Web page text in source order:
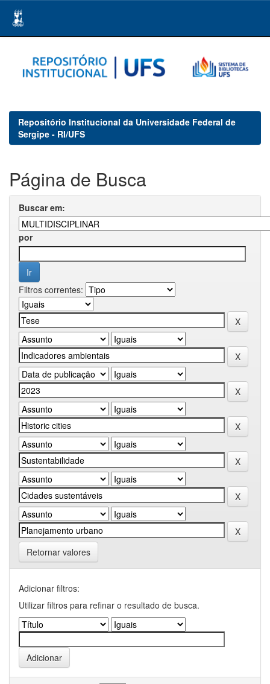
navigation
Repositório Institucional da Universidade Federal de
Sergipe - RI/UFS
Página de Busca
Buscar em:
por
Filtros correntes:
Retornar valores
Adicionar filtros:
Utilizar filtros para refinar o resultado de busca.